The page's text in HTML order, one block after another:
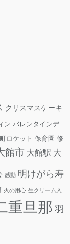
クリスマスケーキ
ン バレンタインデ
町ロケット 保育園 修
館市 大館駅 大
感動 明けがら寿
火の用心 生クリーム入
重旦那 羽